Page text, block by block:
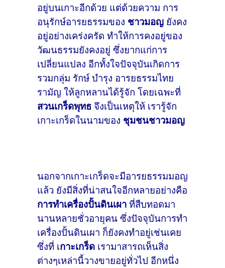
อยู่บนเกาะอีกด้วย แต่ด้วยความ การ
อนุรักษ์อารยธรรมของ ชาวมอญ ยังคง
อยู่อย่างเคร่งครัด ทำให้การคงอยู่ของ
วัฒนธรรมยังคงอยู่ ซึ่งยากแก่การ
เปลี่ยนแปลง อีกทั้งใจปัจจุบันเกิดการ
รวมกลุ่ม รักษ์ บำรุง อารยธรรมไทย
รามัญ ให้ลูกหลานได้รู้จัก โดยเฉพะที่
สวนเกร็ดพุทธ จึงเป็นเหตุให้ เรารู้จัก
เกาะเกร็ดในนามของ ชุมชนชาวมอญ
นอกจากเกาะเกร็ดจะมีอารยธรรมมอญ
แล้ว ยังมีสิ่งที่น่าสนใจอีกหลายอย่างคือ
การทำเครื่องปั้นดินเผา ที่สืบทอดมา
นานหลายชั่วอายุคน ซึ่งปัจจุบันการทำ
เครื่องปั้นดินเผา ก็ยังคงทำอยู่เช่นเคย
ซึ่งที่ เกาะเกร็ด เรามาสารถเห็นสิ่ง
ต่างๆเหล่านี้วางขายอยู่ทั่วไป อีกหนึ่ง